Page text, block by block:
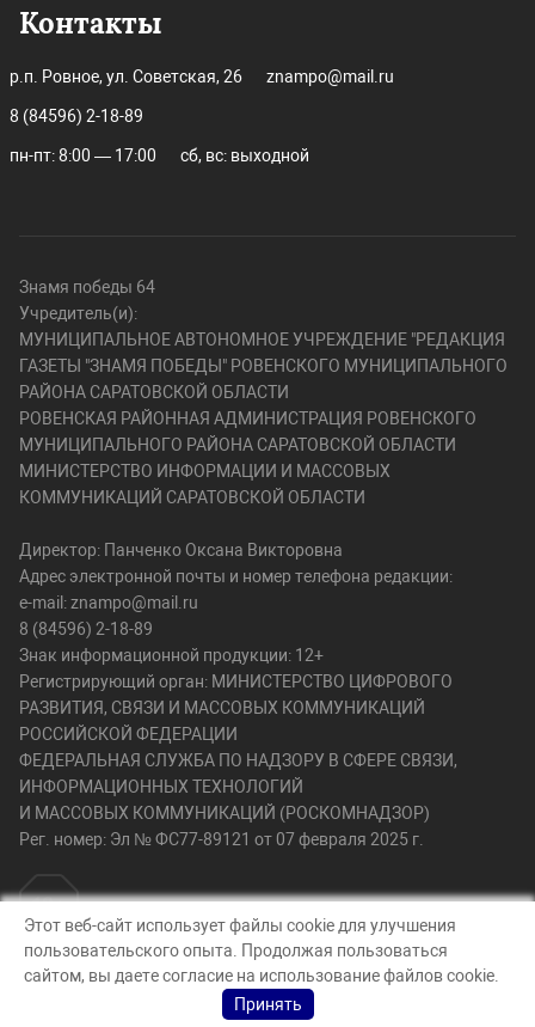
Контакты
р.п. Ровное, ул. Советская, 26 znampo@mail.ru
8 (84596) 2-18-89
пн-пт: 8:00 — 17:00 сб, вс: выходной
Знамя победы 64
Учредитель(и):
МУНИЦИПАЛЬНОЕ АВТОНОМНОЕ УЧРЕЖДЕНИЕ "РЕДАКЦИЯ
ГАЗЕТЫ "ЗНАМЯ ПОБЕДЫ" РОВЕНСКОГО МУНИЦИПАЛЬНОГО
РАЙОНА САРАТОВСКОЙ ОБЛАСТИ
РОВЕНСКАЯ РАЙОННАЯ АДМИНИСТРАЦИЯ РОВЕНСКОГО
МУНИЦИПАЛЬНОГО РАЙОНА САРАТОВСКОЙ ОБЛАСТИ
МИНИСТЕРСТВО ИНФОРМАЦИИ И МАССОВЫХ
КОММУНИКАЦИЙ САРАТОВСКОЙ ОБЛАСТИ
Директор: Панченко Оксана Викторовна
Адрес электронной почты и номер телефона редакции:
e-mail: znampo@mail.ru
8 (84596) 2-18-89
Знак информационной продукции: 12+
Регистрирующий орган: МИНИСТЕРСТВО ЦИФРОВОГО
РАЗВИТИЯ, СВЯЗИ И МАССОВЫХ КОММУНИКАЦИЙ
РОССИЙСКОЙ ФЕДЕРАЦИИ
ФЕДЕРАЛЬНАЯ СЛУЖБА ПО НАДЗОРУ В СФЕРЕ СВЯЗИ,
ИНФОРМАЦИОННЫХ ТЕХНОЛОГИЙ
И МАССОВЫХ КОММУНИКАЦИЙ (РОСКОМНАДЗОР)
Рег. номер: Эл № ФС77-89121 от 07 февраля 2025 г.
© Знамя победы 64, 2026
Создание сайта — nopreset
Этот веб-сайт использует файлы cookie для улучшения
пользовательского опыта. Продолжая пользоваться
сайтом, вы даете согласие на использование файлов cookie.
Принять